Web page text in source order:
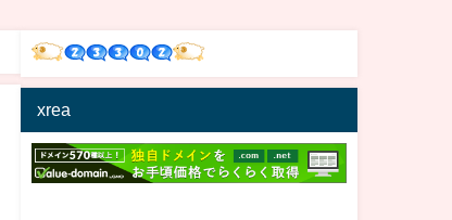
xrea